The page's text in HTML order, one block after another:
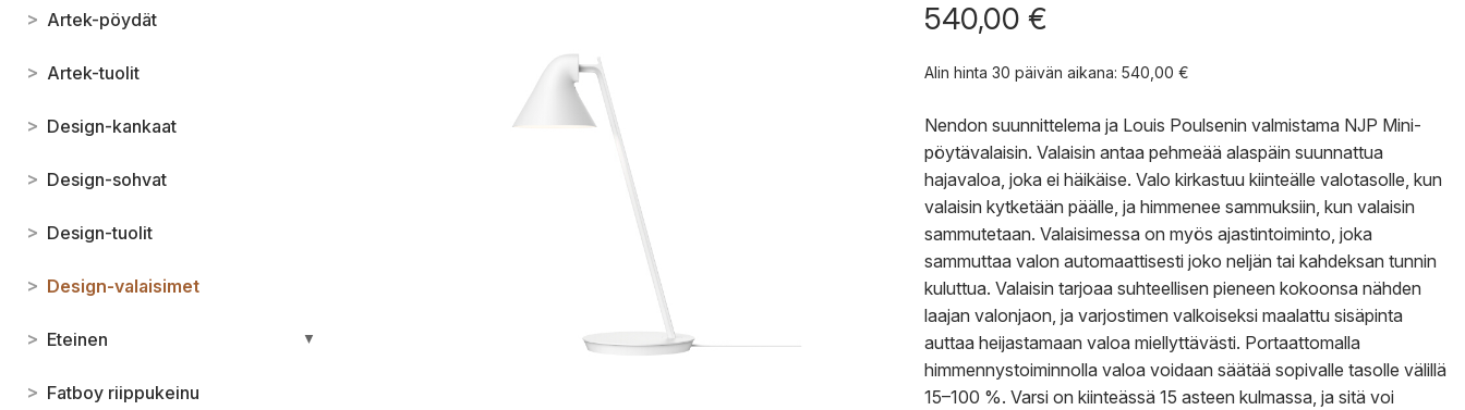
> Artek-pöydät
> Artek-tuolit
> Design-kankaat
> Design-sohvat
> Design-tuolit
> Design-valaisimet
> Eteinen ▼
> Fatboy riippukeinu
540,00 €
Alin hinta 30 päivän aikana: 540,00 €
Nendon suunnittelema ja Louis Poulsenin valmistama NJP Mini-
pöytävalaisin. Valaisin antaa pehmeää alaspäin suunnattua
hajavaloa, joka ei häikäise. Valo kirkastuu kiinteälle valotasolle, kun
valaisin kytketään päälle, ja himmenee sammuksiin, kun valaisin
sammutetaan. Valaisimessa on myös ajastintoiminto, joka
sammuttaa valon automaattisesti joko neljän tai kahdeksan tunnin
kuluttua. Valaisin tarjoaa suhteellisen pieneen kokoonsa nähden
laajan valonjaon, ja varjostimen valkoiseksi maalattu sisäpinta
auttaa heijastamaan valoa miellyttävästi. Portaattomalla
himmennystoiminnolla valoa voidaan säätää sopivalle tasolle välillä
15–100 %. Varsi on kiinteässä 15 asteen kulmassa, ja sitä voi